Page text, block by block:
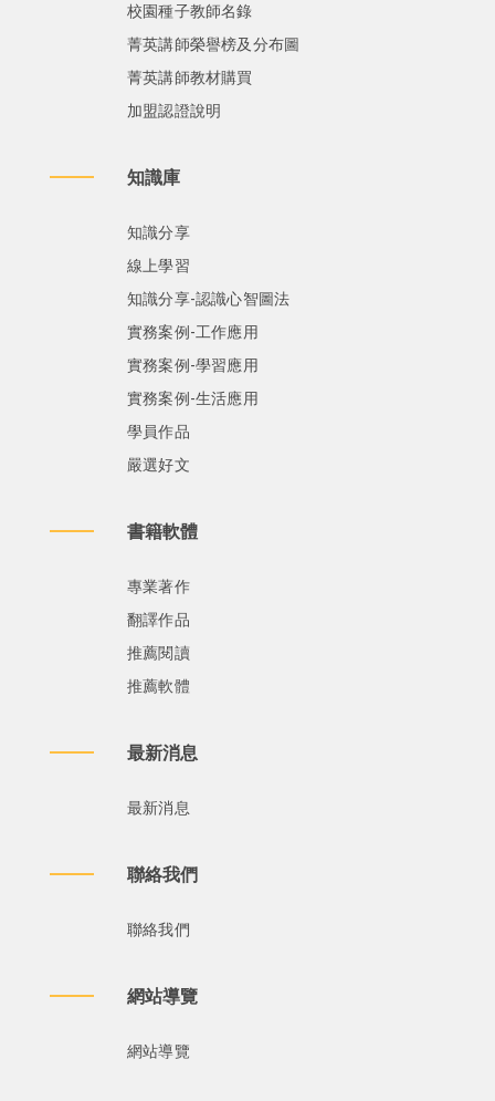
校園種子教師名錄
菁英講師榮譽榜及分布圖
菁英講師教材購買
加盟認證說明
知識庫
知識分享
線上學習
知識分享-認識心智圖法
實務案例-工作應用
實務案例-學習應用
實務案例-生活應用
學員作品
嚴選好文
書籍軟體
專業著作
翻譯作品
推薦閱讀
推薦軟體
最新消息
最新消息
聯絡我們
聯絡我們
網站導覽
網站導覽